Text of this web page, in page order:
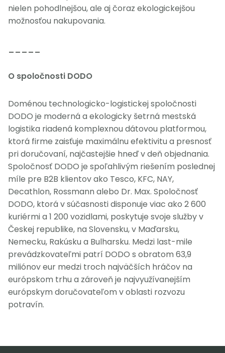
nielen pohodlnejšou, ale aj čoraz ekologickejšou
možnosťou nakupovania.
O spoločnosti DODO
Doménou technologicko-logistickej spoločnosti
DODO je moderná a ekologicky šetrná mestská
logistika riadená komplexnou dátovou platformou,
ktorá firme zaisťuje maximálnu efektivitu a presnosť
pri doručovaní, najčastejšie hneď v deň objednania.
Spoločnosť DODO je spoľahlivým riešením poslednej
míle pre B2B klientov ako Tesco, KFC, NAY,
Decathlon, Rossmann alebo Dr. Max. Spoločnosť
DODO, ktorá v súčasnosti disponuje viac ako 2 600
kuriérmi a 1 200 vozidlami, poskytuje svoje služby v
Českej republike, na Slovensku, v Maďarsku,
Nemecku, Rakúsku a Bulharsku. Medzi last-mile
prevádzkovateľmi patrí DODO s obratom 63,9
miliónov eur medzi troch najväčších hráčov na
európskom trhu a zároveň je najvyužívanejším
európskym doručovateľom v oblasti rozvozu
potravín.